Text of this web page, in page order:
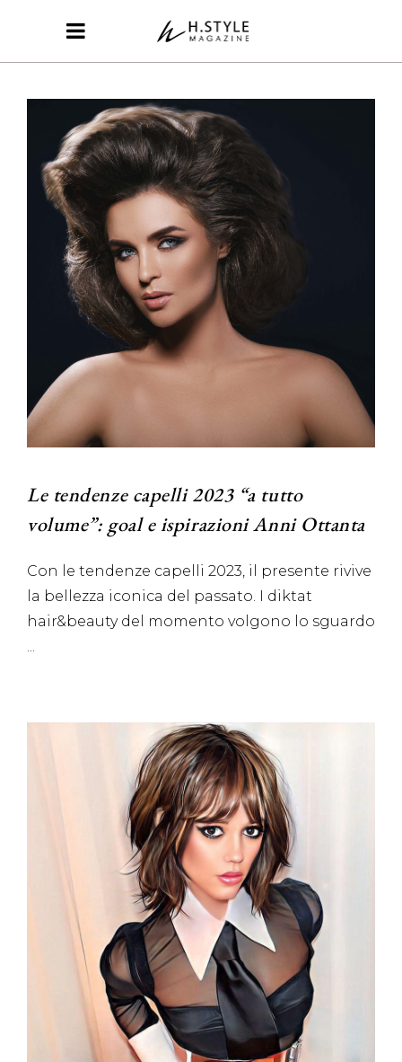
Le tendenze capelli 2023 “a tutto
volume”: goal e ispirazioni Anni Ottanta
Con le tendenze capelli 2023, il presente rivive
la bellezza iconica del passato. I diktat
hair&beauty del momento volgono lo sguardo